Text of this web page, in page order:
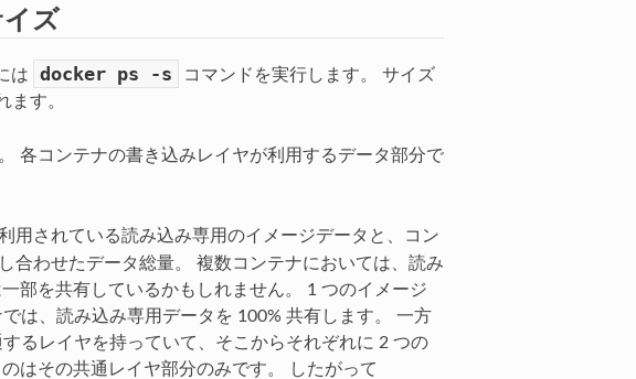
ズ
は docker ps -s
コマンドを実行します。 サイズ
ます。
各コンテナの書き込みレイヤが利用するデータ部分で
用されている読み込み専用のイメージデータと、コン
合わせたデータ総量。 複数コンテナにおいては、読み
部を共有しているかもしれません。 1 つのイメージ
は、読み込み専用データを 100% 共有します。 一方
るレイヤを持っていて、そこからそれぞれに 2 つの
はその共通レイヤ部分のみです。 したがって